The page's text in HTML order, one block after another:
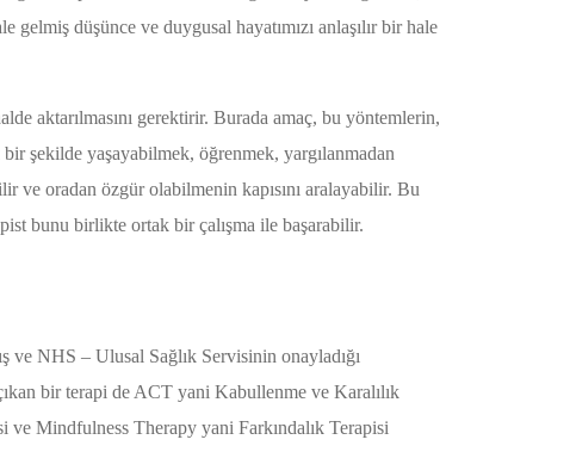
gelmiş düşünce ve duygusal hayatımızı anlaşılır bir hale
aktarılmasını gerektirir. Burada amaç, bu yöntemlerin,
bir şekilde yaşayabilmek, öğrenmek, yargılanmadan
ve oradan özgür olabilmenin kapısını aralayabilir. Bu
bunu birlikte ortak bir çalışma ile başarabilir.
ve NHS – Ulusal Sağlık Servisinin onayladığı
bir terapi de ACT yani Kabullenme ve Karalılık
Mindfulness Therapy yani Farkındalık Terapisi